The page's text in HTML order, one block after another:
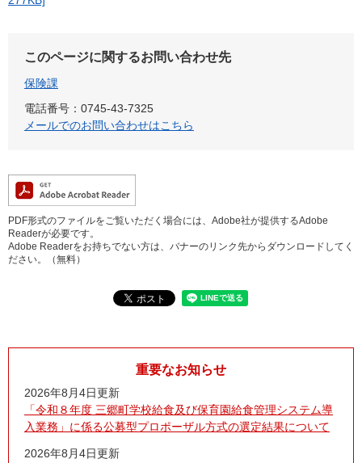
このページに関するお問い合わせ先
保険課
電話番号：0745-43-7325
メールでのお問い合わせはこちら
PDF形式のファイルをご覧いただく場合には、Adobe社が提供するAdobe
Readerが必要です。
Adobe Readerをお持ちでない方は、バナーのリンク先からダウンロードしてく
ださい。（無料）
重要なお知らせ
2026年8月4日更新
「令和８年度 三郷町学校給食及び保育園給食管理システム導
入業務」に係る公募型プロポーザル方式の選定結果について
2026年8月4日更新